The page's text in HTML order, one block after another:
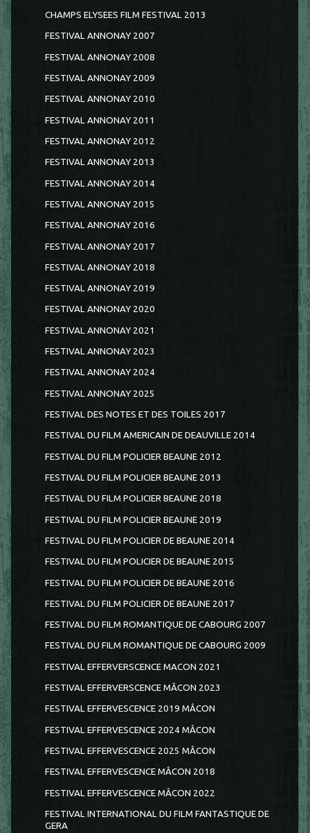
CHAMPS ELYSEES FILM FESTIVAL 2013
FESTIVAL ANNONAY 2007
FESTIVAL ANNONAY 2008
FESTIVAL ANNONAY 2009
FESTIVAL ANNONAY 2010
FESTIVAL ANNONAY 2011
FESTIVAL ANNONAY 2012
FESTIVAL ANNONAY 2013
FESTIVAL ANNONAY 2014
FESTIVAL ANNONAY 2015
FESTIVAL ANNONAY 2016
FESTIVAL ANNONAY 2017
FESTIVAL ANNONAY 2018
FESTIVAL ANNONAY 2019
FESTIVAL ANNONAY 2020
FESTIVAL ANNONAY 2021
FESTIVAL ANNONAY 2023
FESTIVAL ANNONAY 2024
FESTIVAL ANNONAY 2025
FESTIVAL DES NOTES ET DES TOILES 2017
FESTIVAL DU FILM AMERICAIN DE DEAUVILLE 2014
FESTIVAL DU FILM POLICIER BEAUNE 2012
FESTIVAL DU FILM POLICIER BEAUNE 2013
FESTIVAL DU FILM POLICIER BEAUNE 2018
FESTIVAL DU FILM POLICIER BEAUNE 2019
FESTIVAL DU FILM POLICIER DE BEAUNE 2014
FESTIVAL DU FILM POLICIER DE BEAUNE 2015
FESTIVAL DU FILM POLICIER DE BEAUNE 2016
FESTIVAL DU FILM POLICIER DE BEAUNE 2017
FESTIVAL DU FILM ROMANTIQUE DE CABOURG 2007
FESTIVAL DU FILM ROMANTIQUE DE CABOURG 2009
FESTIVAL EFFERVERSCENCE MACON 2021
FESTIVAL EFFERVERSCENCE MÂCON 2023
FESTIVAL EFFERVESCENCE 2019 MÂCON
FESTIVAL EFFERVESCENCE 2024 MÂCON
FESTIVAL EFFERVESCENCE 2025 MÂCON
FESTIVAL EFFERVESCENCE MÂCON 2018
FESTIVAL EFFERVESCENCE MÂCON 2022
FESTIVAL INTERNATIONAL DU FILM FANTASTIQUE DE
GERA